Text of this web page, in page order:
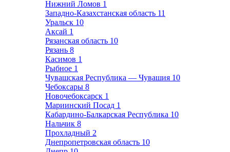
Нижний Ломов 1
Западно-Казахстанская область 11
Уральск 10
Аксай 1
Рязанская область 10
Рязань 8
Касимов 1
Рыбное 1
Чувашская Республика — Чувашия 10
Чебоксары 8
Новочебоксарск 1
Мариинский Посад 1
Кабардино-Балкарская Республика 10
Нальчик 8
Прохладный 2
Днепропетровская область 10